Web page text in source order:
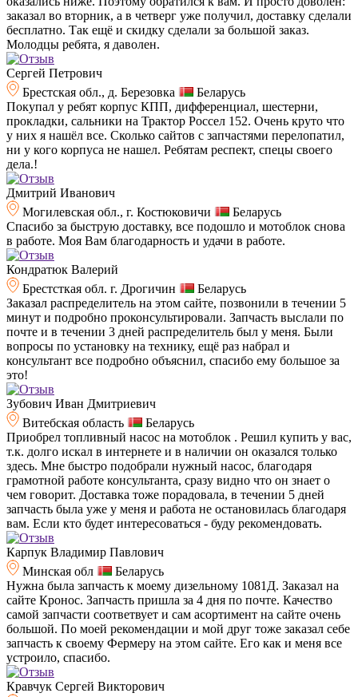
заказал во вторник, а в четверг уже получил, доставку сделали
бесплатно. Так ещё и скидку сделали за большой заказ.
Молодцы ребята, я даволен.
Сергей Петрович
Брестская обл., д. Березовка
Беларусь
Покупал у ребят корпус КПП, дифференциал, шестерни,
прокладки, сальники на Трактор Россел 152. Очень круто что
у них я нашёл все. Сколько сайтов с запчастями перелопатил,
ни у кого корпуса не нашел. Ребятам респект, спецы своего
дела.!
Дмитрий Иванович
Могилевская обл., г. Костюковичи
Беларусь
Спасибо за быструю доставку, все подошло и мотоблок снова
в работе. Моя Вам благодарность и удачи в работе.
Кондратюк Валерий
Брестсткая обл. г. Дрогичин
Беларусь
Заказал распределитель на этом сайте, позвонили в течении 5
минут и подробно проконсультировали. Запчасть выслали по
почте и в течении 3 дней распределитель был у меня. Были
вопросы по установку на технику, ещё раз набрал и
консультант все подробно объяснил, спасибо ему большое за
это!
Зубович Иван Дмитриевич
Витебская область
Беларусь
Приобрел топливный насос на мотоблок . Решил купить у вас,
т.к. долго искал в интернете и в наличии он оказался только
здесь. Мне быстро подобрали нужный насос, благодаря
грамотной работе консультанта, сразу видно что он знает о
чем говорит. Доставка тоже порадовала, в течении 5 дней
запчасть была уже у меня и работа не остановилась благодаря
вам. Если кто будет интересоваться - буду рекомендовать.
Карпук Владимир Павлович
Минская обл
Беларусь
Нужна была запчасть к моему дизельному 1081Д. Заказал на
сайте Кронос. Запчасть пришла за 4 дня по почте. Качество
самой запчасти соответвует и сам асортимент на сайте очень
большой. По моей рекомендации и мой друг тоже заказал себе
запчасть к своему Фермеру на этом сайте. Его как и меня все
устроило, спасибо.
Кравчук Сергей Викторович